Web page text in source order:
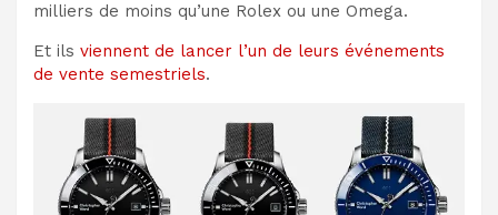
milliers de moins qu’une Rolex ou une Omega.
Et ils viennent de lancer l’un de leurs événements
de vente semestriels.